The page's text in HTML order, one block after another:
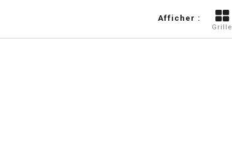
Afficher :
Grille